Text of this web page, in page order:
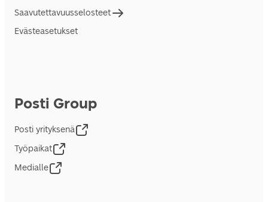
Saavutettavuusselosteet
Evästeasetukset
Posti Group
Posti yrityksenä
Työpaikat
Medialle